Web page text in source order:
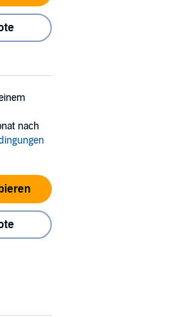
nach